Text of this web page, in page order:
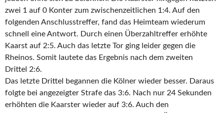
zwei 1 auf 0 Konter zum zwischenzeitlichen 1:4. Auf den
folgenden Anschlusstreffer, fand das Heimteam wiederum
schnell eine Antwort. Durch einen Überzahltreffer erhöhte
Kaarst auf 2:5. Auch das letzte Tor ging leider gegen die
Rheinos. Somit lautete das Ergebnis nach dem zweiten
Drittel 2:6.
Das letzte Drittel begannen die Kölner wieder besser. Daraus
folgte bei angezeigter Strafe das 3:6. Nach nur 24 Sekunden
erhöhten die Kaarster wieder auf 3:6. Auch den